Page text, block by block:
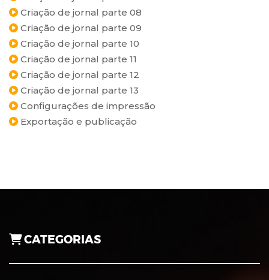
Criação de jornal parte 08
Criação de jornal parte 09
Criação de jornal parte 10
Criação de jornal parte 11
Criação de jornal parte 12
Criação de jornal parte 13
Configurações de impressão
Exportação e publicação
CATEGORIAS